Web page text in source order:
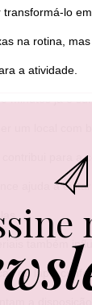
transformá-lo
na rotina,
a atividade.
minutos já é
um local com
contribui para a
ajuda a
também
ou lápis